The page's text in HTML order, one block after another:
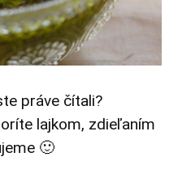
práve čítali?
lajkom, zdieľaním
🙂